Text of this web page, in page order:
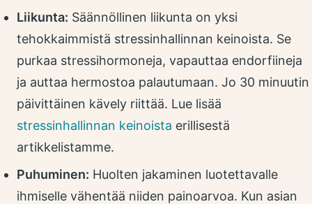
Liikunta: Säännöllinen liikunta on yksi
tehokkaimmistä stressinhallinnan keinoista. Se
purkaa stressihormoneja, vapauttaa endorfiineja
ja auttaa hermostoa palautumaan. Jo 30 minuutin
päivittäinen kävely riittää. Lue lisää
stressinhallinnan keinoista erillisestä
artikkelistamme.
Puhuminen: Huolten jakaminen luotettavalle
ihmiselle vähentää niiden painoarvoa. Kun asian